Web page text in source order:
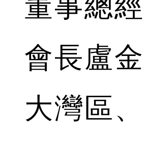
董事總
會長盧
大灣區